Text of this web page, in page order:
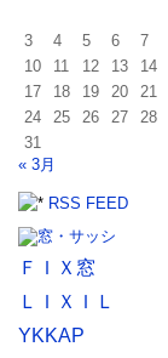
3
4 5 6 7
10
11 12 13 14
17
18 19 20 21
24
25 26 27 28
31
« 3月
RSS FEED
ＦＩＸ窓
ＬＩＸＩＬ
YKKAP